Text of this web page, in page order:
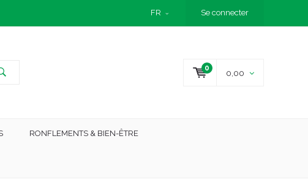
FR Se connecter
0
0,00
RONFLEMENTS & BIEN-ÊTRE